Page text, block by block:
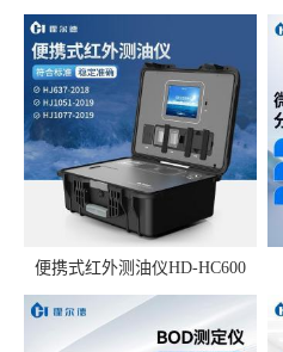
便携式红外测油仪HD-HC600